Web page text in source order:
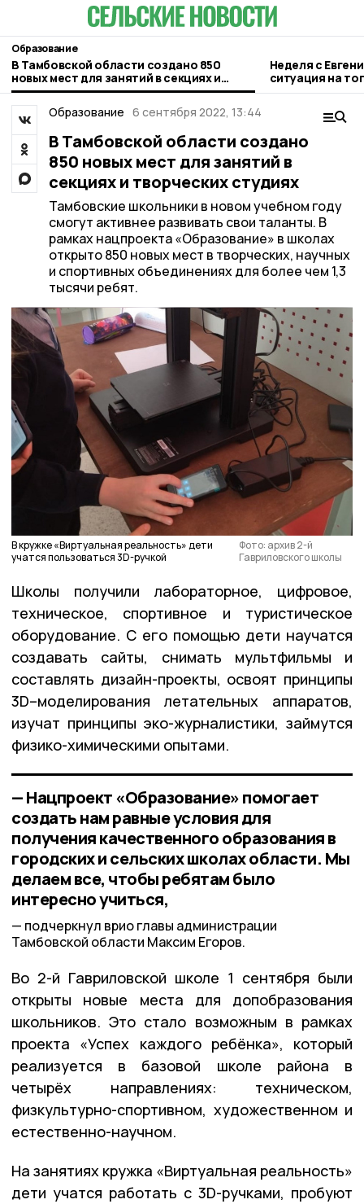
Образование
В Тамбовской области создано 850
новых мест для занятий в секциях и
творческих студиях
Неделя с
ситуация на
городе и
Образование 6 сентября 2022, 13:44
В Тамбовской области создано
850 новых мест для занятий в
секциях и творческих студиях
Тамбовские школьники в новом учебном году
смогут активнее развивать свои таланты. В
рамках нацпроекта «Образование» в школах
открыто 850 новых мест в творческих, научных
и спортивных объединениях для более чем 1,3
тысячи ребят.
В кружке «Виртуальная реальность» дети
учатся пользоваться 3D-ручкой
Фото: архив 2-й
Гавриловского школы
Школы получили лабораторное, цифровое,
техническое, спортивное и туристическое
оборудование. С его помощью дети научатся
создавать сайты, снимать мультфильмы и
составлять дизайн-проекты, освоят принципы
3D–моделирования летательных аппаратов,
изучат принципы эко-журналистики, займутся
физико-химическими опытами.
— Нацпроект «Образование» помогает
создать нам равные условия для
получения качественного образования в
городских и сельских школах области. Мы
делаем все, чтобы ребятам было
интересно учиться,
подчеркнул врио главы администрации
Тамбовской области Максим Егоров.
Во 2-й Гавриловской школе 1 сентября были
открыты новые места для допобразования
школьников. Это стало возможным в рамках
проекта «Успех каждого ребёнка», который
реализуется в базовой школе района в
четырёх направлениях: техническом,
физкультурно-спортивном, художественном и
естественно-научном.
На занятиях кружка «Виртуальная реальность»
дети учатся работать с 3D-ручками, пробуют